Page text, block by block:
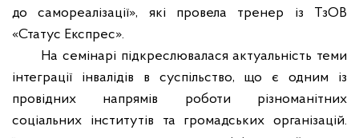
до самореалізації», які провела тренер із ТзОВ
«Статус Експрес».
На семінарі підкреслювалася актуальність теми
інтеграції інвалідів в суспільство, що є одним із
провідних напрямів роботи різноманітних
соціальних інститутів та громадських організацій.